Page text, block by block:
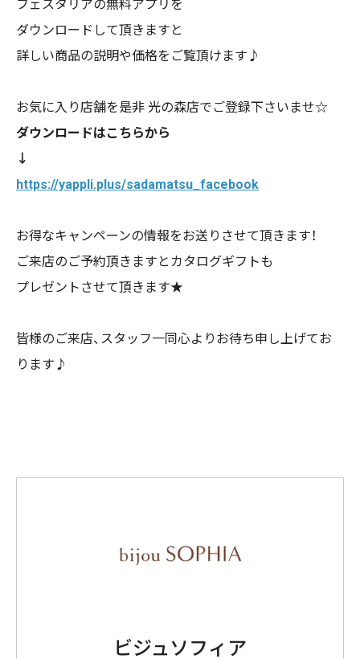
フェスタリアの無料アプリを
ダウンロードして頂きますと
詳しい商品の説明や価格をご覧頂けます♪
お気に入り店舗を是非 光の森店でご登録下さいませ☆
ダウンロードはこちらから
↓
https://yappli.plus/sadamatsu_facebook
お得なキャンペーンの情報をお送りさせて頂きます！
ご来店のご予約頂きますとカタログギフトも
プレゼントさせて頂きます★
皆様のご来店、スタッフ一同心よりお待ち申し上げてお
ります♪
ビジュソフィア